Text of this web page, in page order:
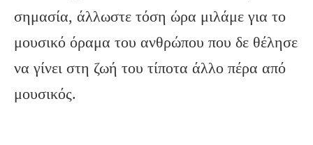
σημασία, άλλωστε τόση ώρα μιλάμε για το
μουσικό όραμα του ανθρώπου που δε θέλησε
να γίνει στη ζωή του τίποτα άλλο πέρα από
μουσικός.